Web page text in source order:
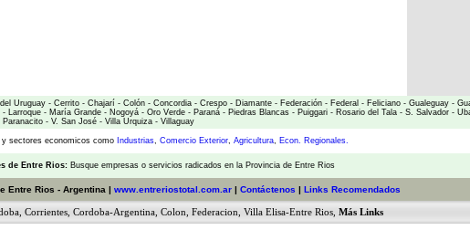
Uruguay - Cerrito - Chajarí - Colón - Concordia - Crespo - Diamante - Federación - Federal - Feliciano - Gualeguay -
- Larroque - María Grande - Nogoyá - Oro Verde - Paraná - Piedras Blancas - Puiggari - Rosario del Tala - S. Salvador -
Paranacito - V. San José - Villa Urquiza - Villaguay
y sectores economicos como Industrias, Comercio Exterior, Agricultura, Econ. Regionales.
de Entre Rios: Busque empresas o servicios radicados en la Provincia de Entre Rios
Entre Rios - Argentina | www.entreriostotal.com.ar| Contáctenos | Links Recomendados
Corrientes Cordoba-Argentina Colon Federacion Villa Elisa-Entre Rios Más Links